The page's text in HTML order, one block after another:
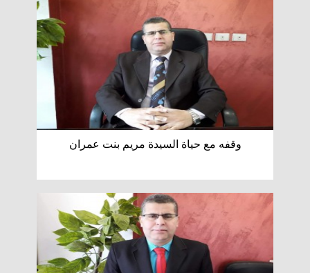
وقفه مع حياة السيدة مريم بنت عمران